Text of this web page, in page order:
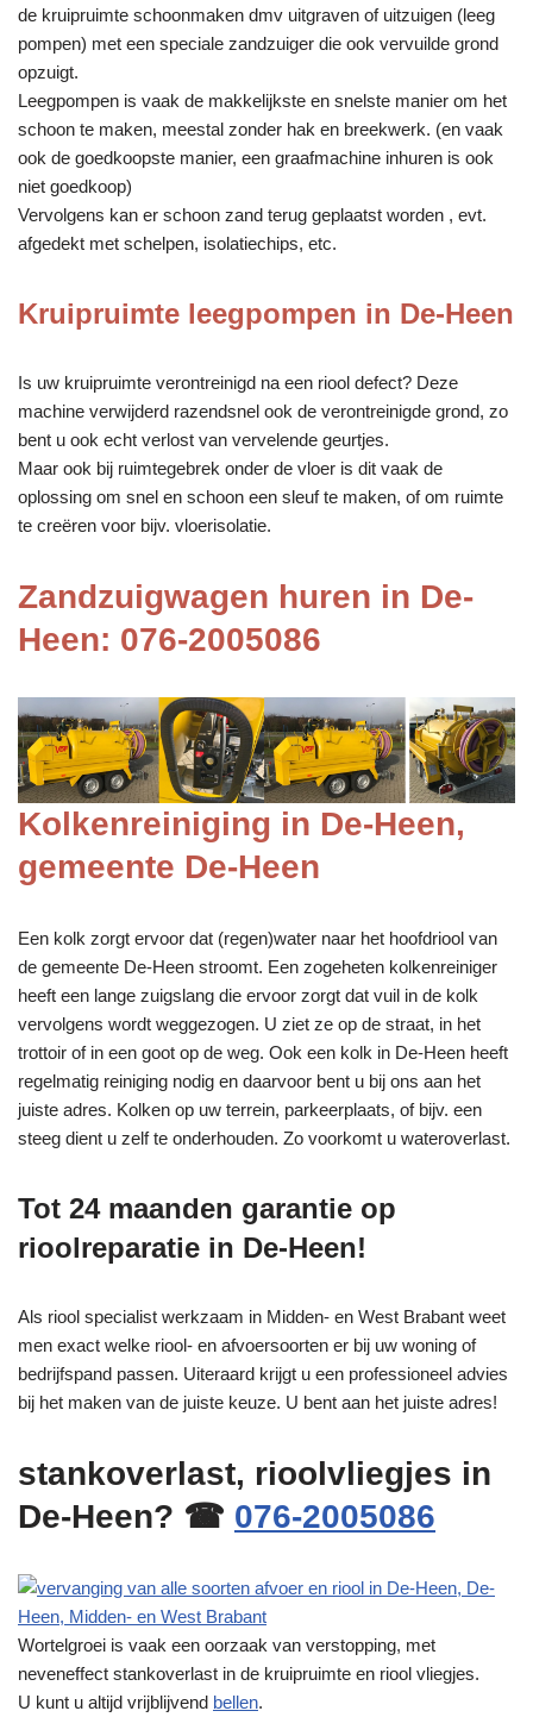
de kruipruimte schoonmaken dmv uitgraven of uitzuigen (leeg
pompen) met een speciale zandzuiger die ook vervuilde grond
opzuigt.
Leegpompen is vaak de makkelijkste en snelste manier om het
schoon te maken, meestal zonder hak en breekwerk. (en vaak
ook de goedkoopste manier, een graafmachine inhuren is ook
niet goedkoop)
Vervolgens kan er schoon zand terug geplaatst worden , evt.
afgedekt met schelpen, isolatiechips, etc.
Kruipruimte leegpompen in De-Heen
Is uw kruipruimte verontreinigd na een riool defect? Deze
machine verwijderd razendsnel ook de verontreinigde grond, zo
bent u ook echt verlost van vervelende geurtjes.
Maar ook bij ruimtegebrek onder de vloer is dit vaak de
oplossing om snel en schoon een sleuf te maken, of om ruimte
te creëren voor bijv. vloerisolatie.
Zandzuigwagen huren in De-
Heen: 076-2005086
Kolkenreiniging in De-Heen,
gemeente De-Heen
Een kolk zorgt ervoor dat (regen)water naar het hoofdriool van
de gemeente De-Heen stroomt. Een zogeheten kolkenreiniger
heeft een lange zuigslang die ervoor zorgt dat vuil in de kolk
vervolgens wordt weggezogen. U ziet ze op de straat, in het
trottoir of in een goot op de weg. Ook een kolk in De-Heen heeft
regelmatig reiniging nodig en daarvoor bent u bij ons aan het
juiste adres. Kolken op uw terrein, parkeerplaats, of bijv. een
steeg dient u zelf te onderhouden. Zo voorkomt u wateroverlast.
Tot 24 maanden garantie op
rioolreparatie in De-Heen!
Als riool specialist werkzaam in Midden- en West Brabant weet
men exact welke riool- en afvoersoorten er bij uw woning of
bedrijfspand passen. Uiteraard krijgt u een professioneel advies
bij het maken van de juiste keuze. U bent aan het juiste adres!
stankoverlast, rioolvliegjes in
De-Heen? ☎ 076-2005086
Wortelgroei is vaak een oorzaak van verstopping, met
neveneffect stankoverlast in de kruipruimte en riool vliegjes.
U kunt u altijd vrijblijvend bellen.